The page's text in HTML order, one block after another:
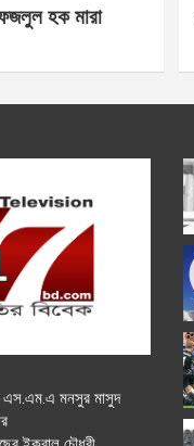
হক মারা
এস.এম.এ মনসুর মাসুদ